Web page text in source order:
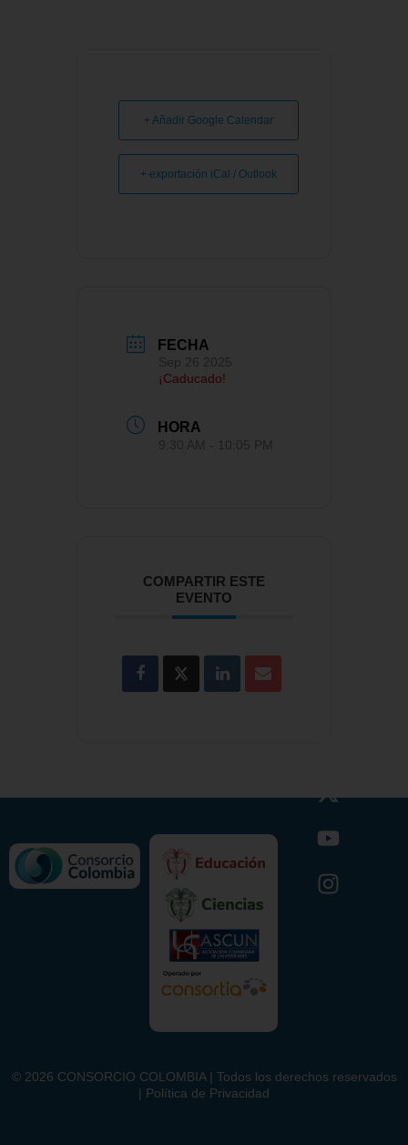
+ Añadir Google Calendar
+ exportación iCal / Outlook
FECHA
¡Caducado!
HORA
COMPARTIR ESTE
EVENTO
© 2026 CONSORCIO COLOMBIA | Todos los derechos reservados
| Política de Privacidad